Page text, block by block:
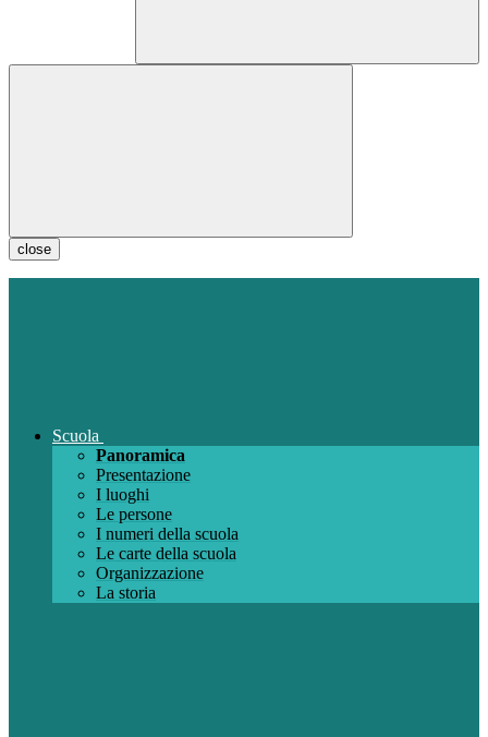
close
Scuola
Panoramica
Presentazione
I luoghi
Le persone
I numeri della scuola
Le carte della scuola
Organizzazione
La storia